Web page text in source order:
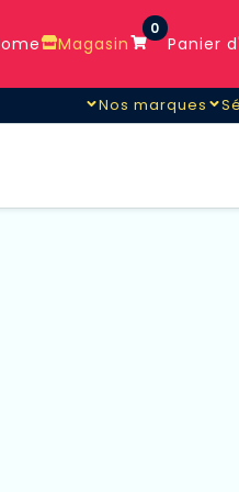
Magasin
0
Panier
Nos marques